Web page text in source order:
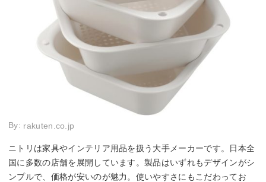
By: rakuten.co.jp
ニトリは家具やインテリア用品を扱う大手メーカーです。日本全
国に多数の店舗を展開しています。製品はいずれもデザインがシ
ンプルで、価格が安いのが魅力。使いやすさにもこだわってお